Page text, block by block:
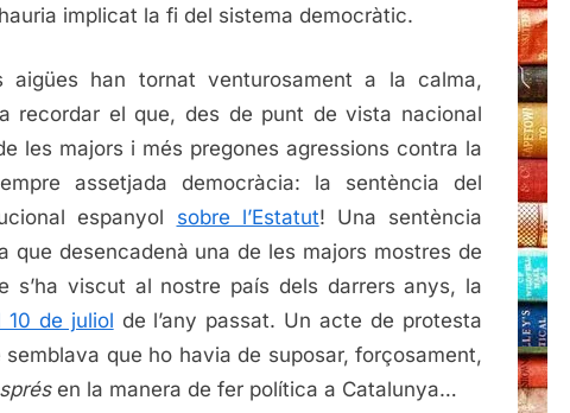
implicat la fi del sistema democràtic.
aigües han tornat venturosament a la calma,
recordar el que, des de punt de vista nacional
les majors i més pregones agressions contra la
assetjada democràcia: la sentència del
espanyol sobre l’Estatut! Una sentència
que desencadenà una de les majors mostres de
s’ha viscut al nostre país dels darrers anys, la
10 de juliol de l’any passat. Un acte de protesta
que ho havia de suposar, forçosament,
en la manera de fer política a Catalunya…